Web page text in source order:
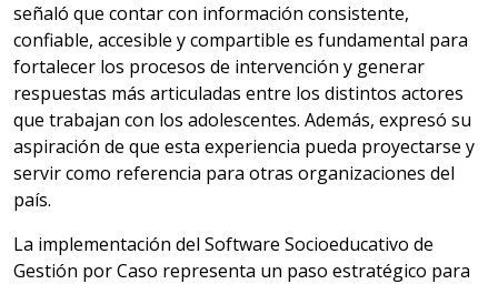
señaló que contar con información consistente,
confiable, accesible y compartible es fundamental para
fortalecer los procesos de intervención y generar
respuestas más articuladas entre los distintos actores
que trabajan con los adolescentes. Además, expresó su
aspiración de que esta experiencia pueda proyectarse y
servir como referencia para otras organizaciones del
país.
La implementación del Software Socioeducativo de
Gestión por Caso representa un paso estratégico para